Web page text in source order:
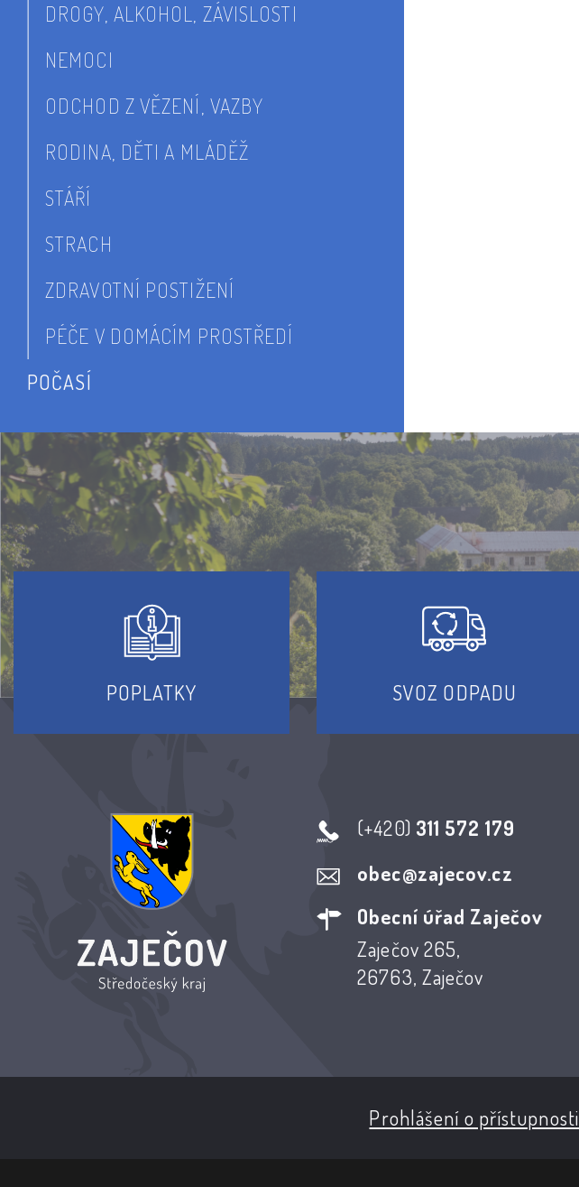
DROGY, ALKOHOL, ZÁVISLOSTI
NEMOCI
ODCHOD Z VĚZENÍ, VAZBY
RODINA, DĚTI A MLÁDĚŽ
STÁŘÍ
STRACH
ZDRAVOTNÍ POSTIŽENÍ
PÉČE V DOMÁCÍM PROSTŘEDÍ
POČASÍ
POPLATKY SVOZ ODPADU
(+420) 311 572 179
obec@zajecov.cz
Obecní úřad Zaječov
Zaječov 265,
26763, Zaječov
Prohlášení o přístupnosti